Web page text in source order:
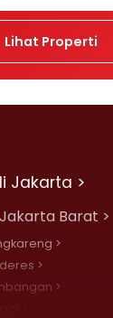
Lihat Properti
Jakarta >
Barat >
>
>
>